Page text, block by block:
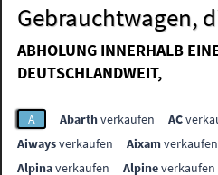
Gebrauchtwagen,
ABHOLUNG INNERHALB
DEUTSCHLANDWEIT,
A Abarthverkaufen AC
Aiwaysverkaufen Aixamverkaufen
Alpinaverkaufen Alpineverkaufen